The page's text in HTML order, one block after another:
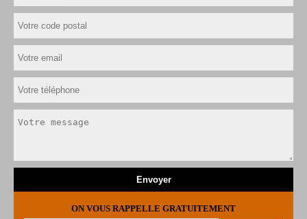
ON VOUS RAPPELLE GRATUITEMENT